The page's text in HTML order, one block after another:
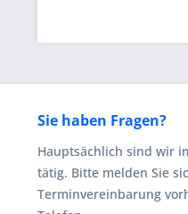
Sie haben Fragen?
Hauptsächlich sind wir
tätig. Bitte melden Sie
Terminvereinbarung